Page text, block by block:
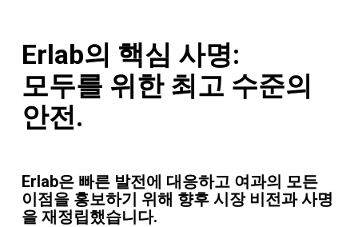
Erlab의 핵심 사명:
모두를 위한 최고 수준의
안전.
Erlab은 빠른 발전에 대응하고 여과의 모든
이점을 홍보하기 위해 향후 시장 비전과 사명
을 재정립했습니다.